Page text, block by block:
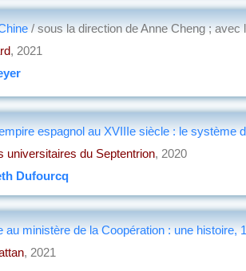
/ sous la direction de Anne Cheng ; avec
, 2021
espagnol au XVIIIe siècle : le système
universitaires du Septentrion, 2020
Dufourcq
au ministère de la Coopération : une histoire,
, 2021